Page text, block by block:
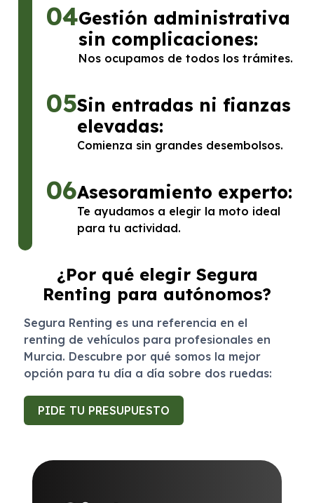
¿Por qué elegir Segura
Renting para autónomos?
Segura Renting es una referencia en el
renting de vehículos para profesionales en
Murcia. Descubre por qué somos la mejor
opción para tu día a día sobre dos ruedas:
PIDE TU PRESUPUESTO
04Gestión administrativa
sin complicaciones:
Nos ocupamos de todos los trámites.
05Sin entradas ni fianzas
elevadas:
Comienza sin grandes desembolsos.
06Asesoramiento experto:
Te ayudamos a elegir la moto ideal
para tu actividad.